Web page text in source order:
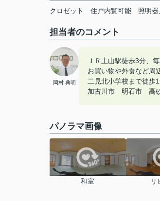
クロゼット 住戸内覧可能 照明器
担当者のコメント
岡村 典明
ＪＲ土山駅徒歩3分、
お買い物や外食など周
二見北小学校まで徒歩
加古川市 明石市 高
パノラマ画像
和室 リ